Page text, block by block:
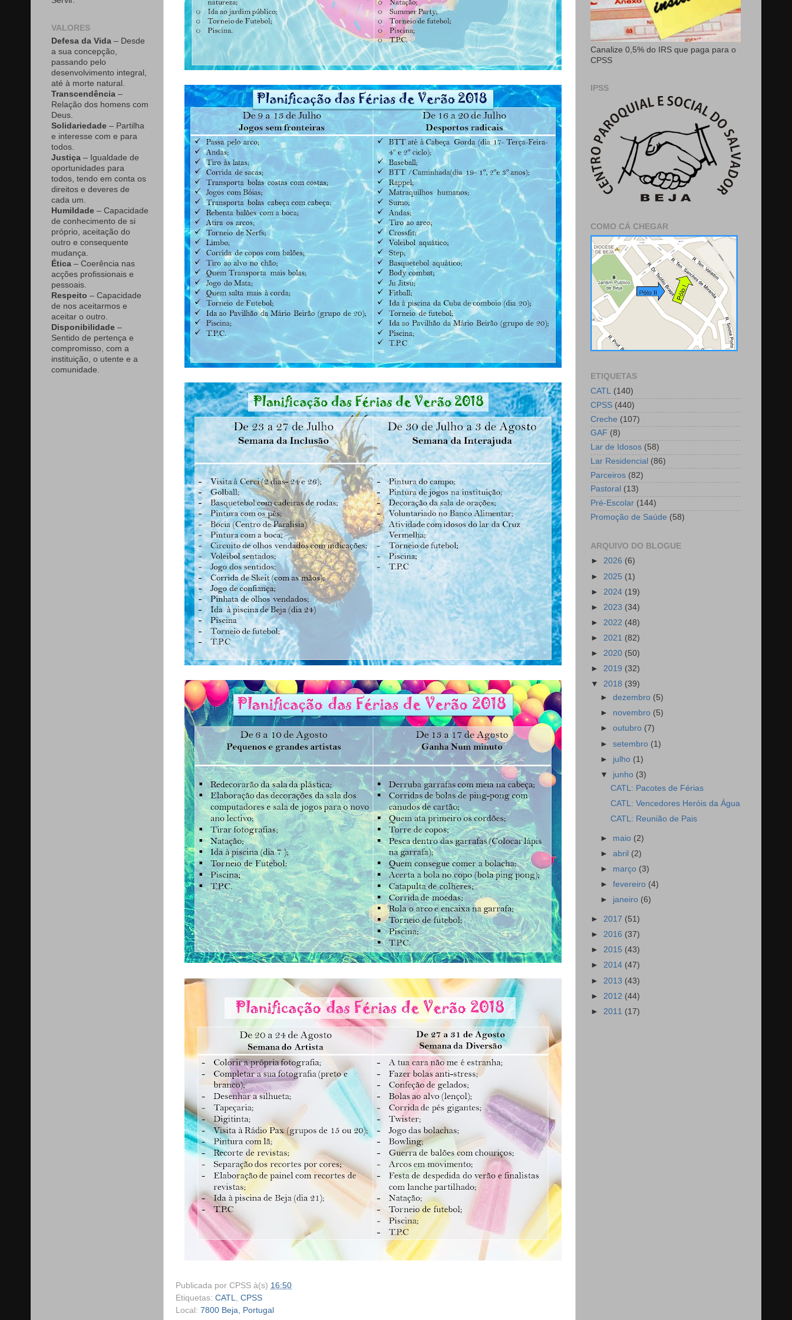
Publicada por CPSS à(s) 16:50
Etiquetas: CATL
CPSS
Local: 7800 Beja, Portugal
VALORES
Defesa da Vida – Desde
a sua concepção,
passando pelo
desenvolvimento integral,
até à morte natural.
Transcendência –
Relação dos homens com
Deus.
Solidariedade – Partilha
e interesse com e para
todos.
Justiça – Igualdade de
oportunidades para
todos, tendo em conta os
direitos e deveres de
cada um.
Humildade – Capacidade
de conhecimento de si
próprio, aceitação do
outro e consequente
mudança.
Ética – Coerência nas
acções profissionais e
pessoais.
Respeito – Capacidade
de nos aceitarmos e
aceitar o outro.
Disponibilidade –
Sentido de pertença e
compromisso, com a
instituição, o utente e a
comunidade.
Canalize 0,5% do IRS que paga para o
CPSS
IPSS
COMO CÁ CHEGAR
ETIQUETAS
CATL (140)
CPSS (440)
Creche (107)
GAF (8)
Lar de Idosos (58)
Lar Residencial (86)
Parceiros (82)
Pastoral (13)
Pré-Escolar (144)
Promoção de Saúde (58)
ARQUIVO DO BLOGUE
► 2026 (6)
► 2025 (1)
► 2024 (19)
► 2023 (34)
► 2022 (48)
► 2021 (82)
► 2020 (50)
► 2019 (32)
▼ 2018 (39)
►dezembro (5)
► novembro (5)
►outubro (7)
►setembro (1)
► julho (1)
▼ junho (3)
CATL: Pacotes de Férias
CATL: Vencedores Heróis da Água
CATL: Reunião de Pais
► maio (2)
►abril (2)
► março (3)
►fevereiro (4)
► janeiro (6)
► 2017 (51)
► 2016 (37)
► 2015 (43)
► 2014 (47)
► 2013 (43)
► 2012 (44)
► 2011 (17)